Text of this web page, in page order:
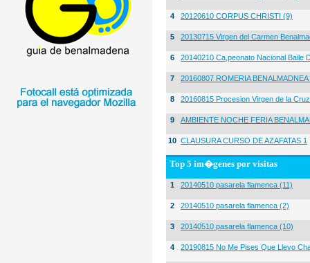
4 20120610 CORPUS CHRISTI (9)
5 20130715 Virgen del Carmen
6 20140210 Ca,peonato Nacional Baile
7 20160807 ROMERIA
8 20160815 Procesion Virgen de la
9 AMBIENTE NOCHE FERIA
10 CLAUSURA CURSO DE AZAFATAS 1
Top 5 im�genes por visitas
1 20140510 pasarela flamenca (11)
2 20140510 pasarela flamenca (2)
3 20140510 pasarela flamenca (10)
4 20190815 No Me Pises Que Llevo